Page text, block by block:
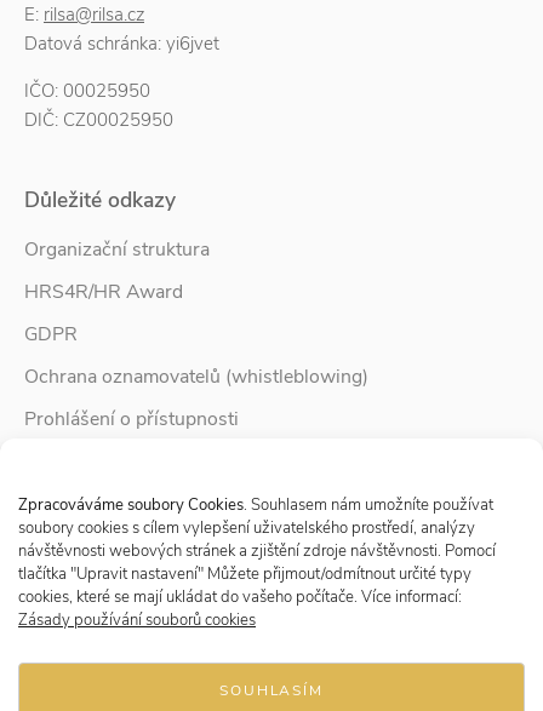
Zpracováváme soubory Cookies. Souhlasem nám umožníte používat
soubory cookies s cílem vylepšení uživatelského prostředí, analýzy
návštěvnosti webových stránek a zjištění zdroje návštěvnosti. Pomocí
tlačítka "Upravit nastavení" Můžete přijmout/odmítnout určité typy
cookies, které se mají ukládat do vašeho počítače. Více informací:
Zásady používání souborů cookies
SOUHLASÍM
E: rilsa@rilsa.cz
Datová schránka: yi6jvet
IČO: 00025950
DIČ: CZ00025950
Důležité odkazy
Organizační struktura
HRS4R/HR Award
GDPR
Ochrana oznamovatelů (whistleblowing)
Prohlášení o přístupnosti
Zpravodaj Rodina
Sledujte nás